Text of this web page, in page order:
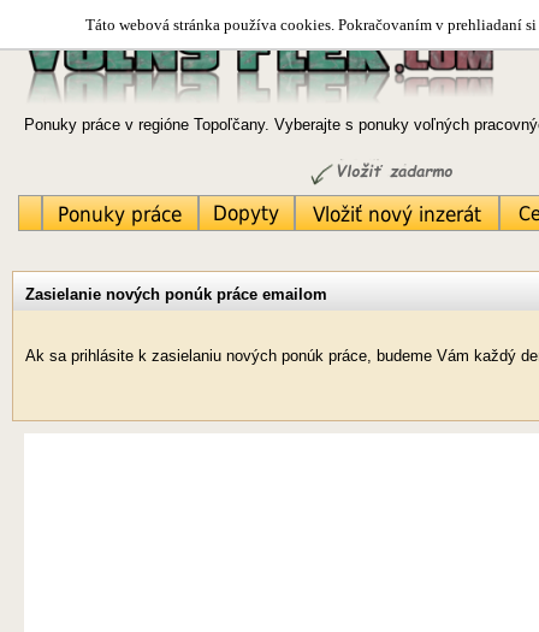
Táto webová stránka používa cookies. Pokračovaním v prehliadaní
Ponuky práce v regióne Topoľčany. Vyberajte s ponuky voľných
Zasielanie nových ponúk práce emailom
Ak sa prihlásite k zasielaniu nových ponúk práce, budeme Vám každý